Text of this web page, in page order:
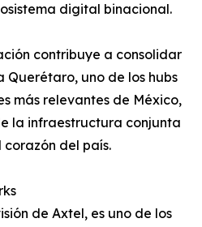
digital binacional.
contribuye a consolidar
uno de los hubs
más relevantes de México,
la infraestructura conjunta
corazón del país.
de Axtel, es uno de los